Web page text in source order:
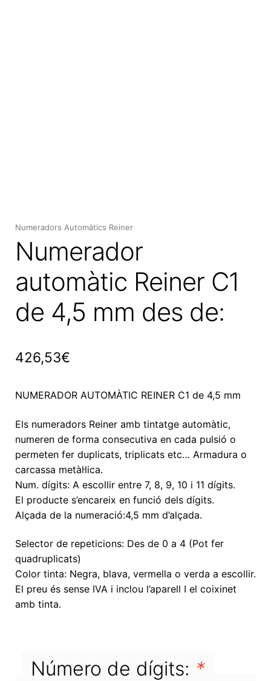
Numeradors Automàtics Reiner
Numerador
automàtic Reiner C1
de 4,5 mm des de:
426,53€
NUMERADOR AUTOMÀTIC REINER C1 de 4,5 mm
Els numeradors Reiner amb tintatge automàtic,
numeren de forma consecutiva en cada pulsió o
permeten fer duplicats, triplicats etc… Armadura o
carcassa metàl·lica.
Num. dígits: A escollir entre 7, 8, 9, 10 i 11 dígits.
El producte s’encareix en funció dels dígits.
Alçada de la numeració:4,5 mm d’alçada.
Selector de repeticions: Des de 0 a 4 (Pot fer
quadruplicats)
Color tinta: Negra, blava, vermella o verda a escollir.
El preu és sense IVA i inclou l’aparell I el coixinet
amb tinta.
Número de dígits: *